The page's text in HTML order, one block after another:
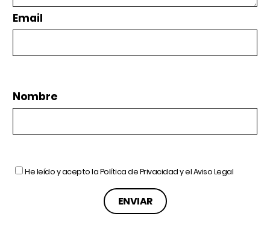
Email
Nombre
He leído y acepto laPolítica de Privacidady elAviso Legal